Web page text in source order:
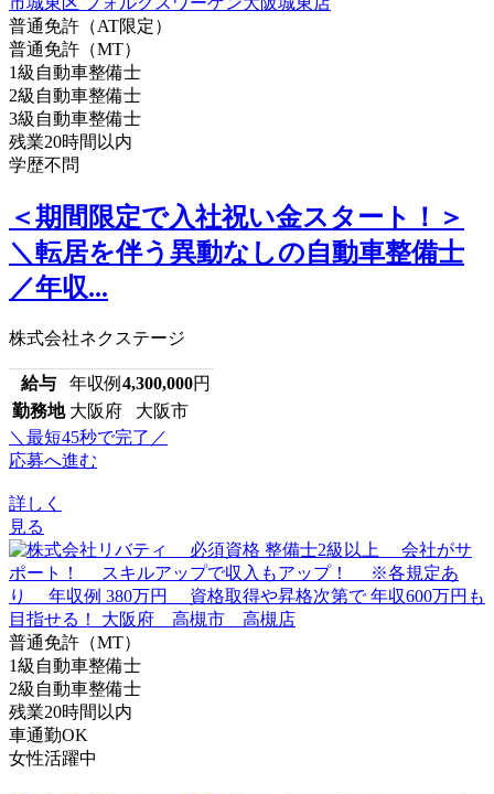
普通免許（AT限定）
普通免許（MT）
1級自動車整備士
2級自動車整備士
3級自動車整備士
残業20時間以内
学歴不問
＜期間限定で入社祝い金スタート！＞
＼転居を伴う異動なしの自動車整備士
／年収...
株式会社ネクステージ
給与 年収例 4,300,000円
勤務地 大阪府 大阪市
＼最短45秒で完了／
応募へ進む
詳しく
見る
普通免許（MT）
1級自動車整備士
2級自動車整備士
残業20時間以内
車通勤OK
女性活躍中